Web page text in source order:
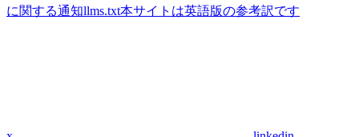
に関する通知llms.txt本サイトは英語版の参考訳です